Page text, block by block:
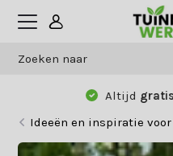
Betaal zoals jij wilt:
Ideeën en inspiratie voor